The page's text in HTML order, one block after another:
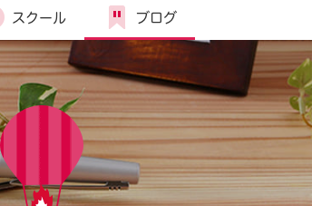
スクール ブログ